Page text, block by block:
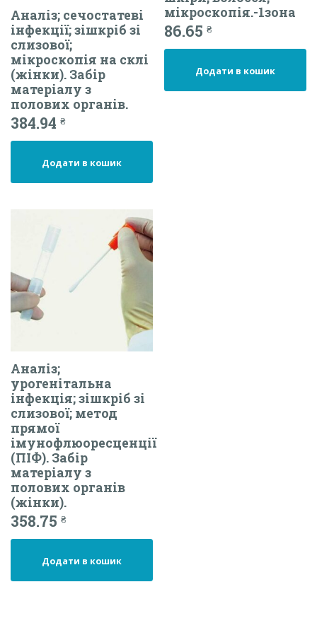
Аналіз; сечостатеві
інфекції; зішкріб зі
слизової;
мікроскопія на склі
(жінки). Забір
матеріалу з
полових органів.
384.94 ₴
Додати в кошик
мікроскопія.-1зона
86.65₴
Додати в кошик
Аналіз;
урогенітальна
інфекція; зішкріб зі
слизової; метод
прямої
імунофлюоресценції
(ПІФ). Забір
матеріалу з
полових органів
(жінки).
358.75 ₴
Додати в кошик